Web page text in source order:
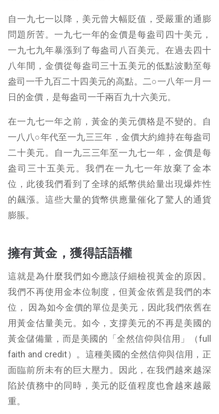
自一九七一以降，美元曾大幅貶值，受嚴重的通膨
問題所苦。一九七一年的金價是每盎司四十美元，
一九七九年暴漲到了每盎司八百美元。在過去四十
八年間，金價從每盎司三十五美元的低點波動至每
盎司一千九百二十四美元的高點。二○一八年一月一
日的金價，是每盎司一千兩百九十六美元。
在一九七一年之前，黃金的美元價格是不變的。自
一八八○年代至一九三三年，金價大約維持在每盎司
二十美元。自一九三三年至一九七一年，金價是每
盎司三十五美元。我們在一九七一年放棄了金本
位，此後我們看到了全球的紙幣供給量出現爆炸性
的飆漲。這些大量的貨幣供應量催化了驚人的通貨
膨脹。
擁有黃金，獲得話語權
這就是為什麼我們如今應該仔細檢視黃金的原因。
我們不再使用金本位制度，但黃金依舊是我們的本
位， 因為如今金價的單位是美元，因此我們依舊在
用黃金估量美元。如今，支撐美元的不再是美國的
黃金儲備量，而是美國的「全然信仰與信用」（full
faith and credit）。這種美國的全然信仰與信用，正
面臨前所未有的巨大壓力。因此，在我們越來越深
陷於債務中的同時，美元的貶值程度也會越來越嚴
重。